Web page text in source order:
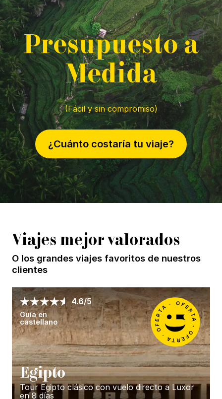
Presupuesto a
Medida
(Fácil y sin compromiso)
¿Cuánto costaría tu viaje?
Viajes mejor valorados
O los grandes viajes favoritos de nuestros
clientes
4.6/5
Guía en
castellano
Egipto
Tour Egipto clásico con vuelo directo a Luxor
en 8 días